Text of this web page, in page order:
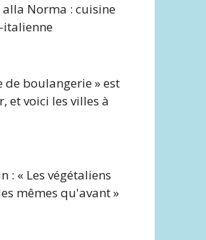
Norma : cuisine
italienne
de boulangerie » est
et voici les villes à
: « Les végétaliens
mêmes qu'avant »